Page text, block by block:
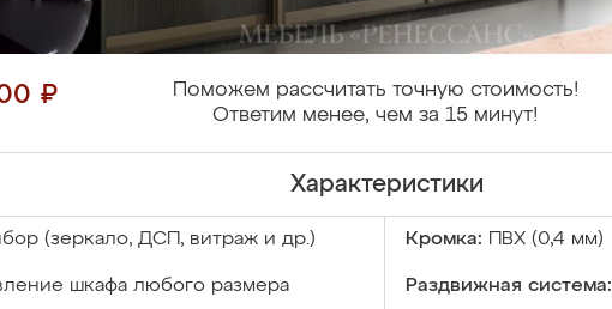
₽
Поможем рассчитать точную стоимость!
Ответим менее, чем за 15 минут!
Характеристики
(зеркало, ДСП, витраж и др.) Кромка: ПВХ (0,4 мм)
шкафа любого размера Раздвижная система: